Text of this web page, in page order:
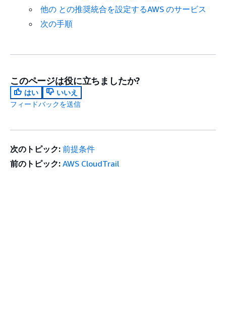
他の との推奨統合を設定するAWS のサービス
次の手順
このページは役に立ちましたか?
はい
いいえ
フィードバックを送信
次のトピック: 前提条件
前のトピック: AWS CloudTrail